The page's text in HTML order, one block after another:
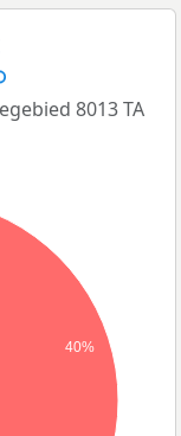
8013 TA
40%